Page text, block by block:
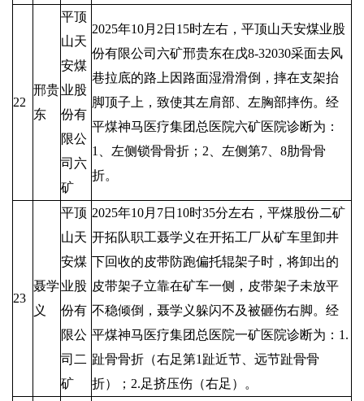
22
邢贵
东
平顶
山天
安煤
业股
份有
限公
司六
矿
2025年10月2日15时左右，平顶山天安煤业股
份有限公司六矿邢贵东在戊8-32030采面去风
巷拉底的路上因路面湿滑滑倒，摔在支架抬
脚顶子上，致使其左肩部、左胸部摔伤。经
平煤神马医疗集团总医院六矿医院诊断为：
1、左侧锁骨骨折；2、左侧第7、8肋骨骨
折。
23
聂学
义
平顶
山天
安煤
业股
份有
限公
司二
矿
2025年10月7日10时35分左右，平煤股份二矿
开拓队职工聂学义在开拓工厂从矿车里卸井
下回收的皮带防跑偏托辊架子时，将卸出的
皮带架子立靠在矿车一侧，皮带架子未放平
不稳倾倒，聂学义躲闪不及被砸伤右脚。经
平煤神马医疗集团总医院一矿医院诊断为：1.
趾骨骨折（右足第1趾近节、远节趾骨骨
折）；2.足挤压伤（右足）。